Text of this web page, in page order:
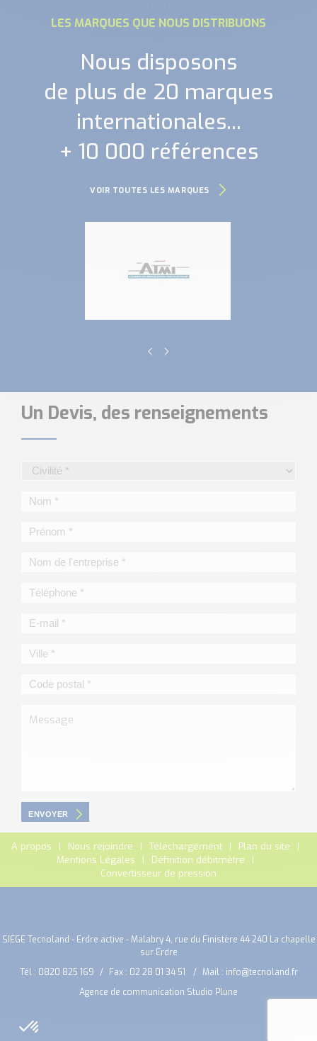
LES MARQUES QUE NOUS DISTRIBUONS
Nous disposons
de plus de 20 marques
internationales...
+ 10 000 références
VOIR TOUTES LES MARQUES
Un Devis, des renseignements
ENVOYER
A propos Nous rejoindre Téléchargement
Plan du site
Mentions Légales
Définition débitmètre
Convertisseur de pression
SIEGE Tecnoland - Erdre active - Malabry 4, rue du Finistère 44 240 La chapelle
sur Erdre
Tél : 0820 825 169 Fax : 02 28 01 34 51 Mail : info@tecnoland.fr
Agence de communication Studio Plune